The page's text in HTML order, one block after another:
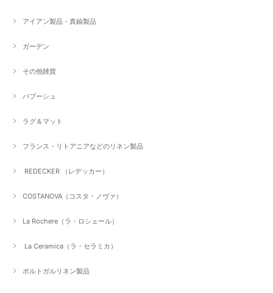
アイアン製品・真鍮製品
ガーデン
その他雑貨
バブーシュ
ラグ＆マット
フランス・リトアニアなどのリネン製品
REDECKER （レデッカー）
COSTANOVA（コスタ・ノヴァ）
La Rochere（ラ・ロシェール）
La Ceramica（ラ・セラミカ）
ポルトガルリネン製品